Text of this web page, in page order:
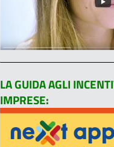
LA GUIDA AGLI
IMPRESE: